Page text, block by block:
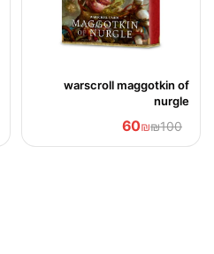
warscroll maggotkin of
nurgle
₪100
₪
60